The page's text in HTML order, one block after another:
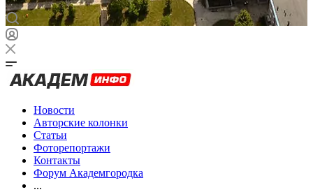
Новости
Авторские колонки
Статьи
Фоторепортажи
Контакты
Форум Академгородка
...